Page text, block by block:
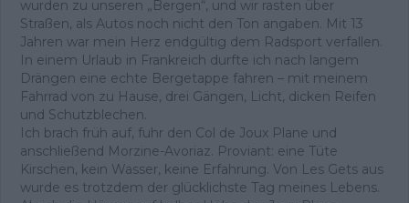
wurden zu unseren „Bergen“, und wir rasten über
Straßen, als Autos noch nicht den Ton angaben. Mit 13
Jahren war mein Herz endgültig dem Radsport verfallen.
In einem Urlaub in Frankreich durfte ich nach langem
Drängen eine echte Bergetappe fahren – mit meinem
Fahrrad von zu Hause, drei Gängen, Licht, dicken Reifen
und Schutzblechen.
Ich brach früh auf, fuhr den Col de Joux Plane und
anschließend Morzine-Avoriaz. Proviant: eine Tüte
Kirschen, kein Wasser, keine Erfahrung. Von Les Gets aus
wurde es trotzdem der glücklichste Tag meines Lebens.